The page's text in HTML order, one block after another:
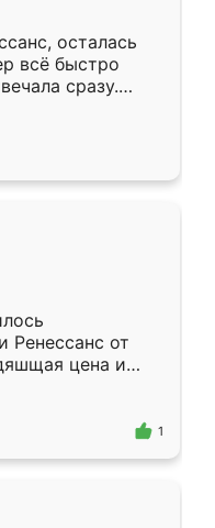
здесь.
осталась
всё быстро
сразу.
подошёл к
Собрали
даже
Ренессанс от
цена и
Приехавший
самый
1